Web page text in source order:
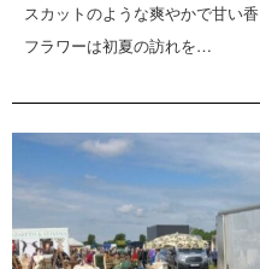
スカットのような爽やかで甘い
フラワーは初夏の訪れを…